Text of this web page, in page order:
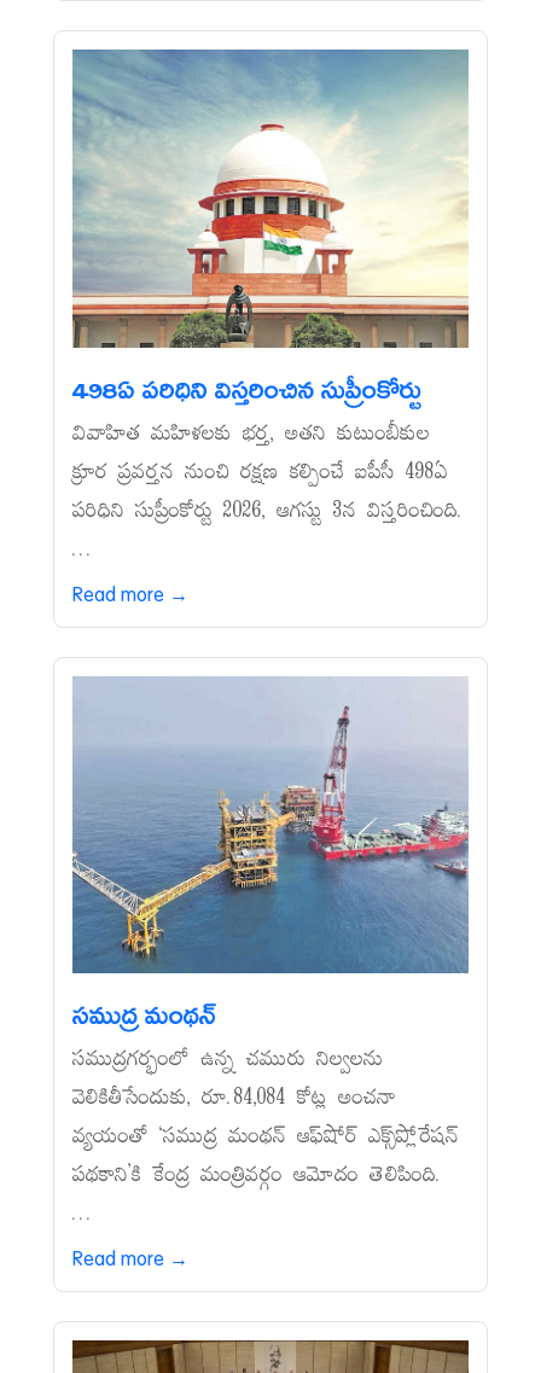
498ఏ పరిధిని విస్తరించిన సుప్రీంకోర్టు
వివాహిత మహిళలకు భర్త, అతని కుటుంబీకుల
క్రూర ప్రవర్తన నుంచి రక్షణ కల్పించే ఐపీసీ 498ఏ
పరిధిని సుప్రీంకోర్టు 2026, ఆగస్టు 3న విస్తరించింది.
...
Read more →
సముద్ర మంథన్‌
సముద్రగర్భంలో ఉన్న చమురు నిల్వలను
వెలికితీసేందుకు, రూ.84,084 కోట్ల అంచనా
వ్యయంతో ‘సముద్ర మంథన్‌ ఆఫ్‌షోర్‌ ఎక్స్‌ప్లోరేషన్‌
పథకాని’కి కేంద్ర మంత్రివర్గం ఆమోదం తెలిపింది.
...
Read more →